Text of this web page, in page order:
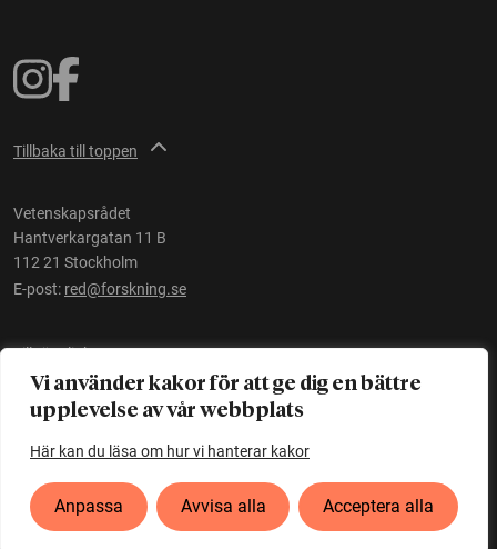
Vi använder kakor för att ge dig en bättre
upplevelse av vår webbplats
Här kan du läsa om hur vi hanterar kakor
Anpassa Avvisa alla Acceptera alla
Tillbaka till toppen
Vetenskapsrådet
Hantverkargatan 11 B
112 21 Stockholm
E-post: red@forskning.se
Tillgänglighet
Ett initiativ avVetenskapsrådet